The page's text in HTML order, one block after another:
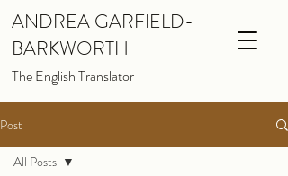
The English Translator
ANDREA GARFIELD-
BARKWORTH
Post
All Posts